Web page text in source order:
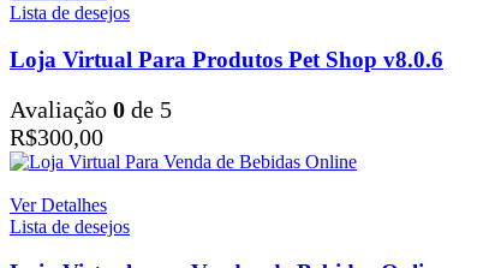
Lista de desejos
Loja Virtual Para Produtos Pet Shop v8.0.6
Avaliação 0 de 5
R$300,00
Ver Detalhes
Lista de desejos